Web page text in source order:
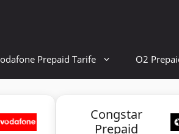
Prepaid Tarife O2
Congstar
Prepaid